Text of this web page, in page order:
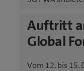
Auftritt
Global
Vom 12. bis 15.